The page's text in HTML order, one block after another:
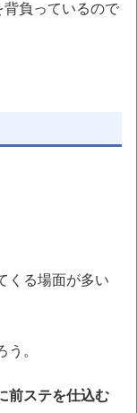
負っているので
くる場面が多い
。
前ステを仕込む